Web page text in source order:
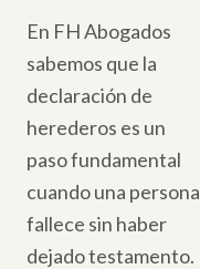
En FH Abogados
sabemos que la
declaración de
herederos es un
paso fundamental
cuando una persona
fallece sin haber
dejado testamento.